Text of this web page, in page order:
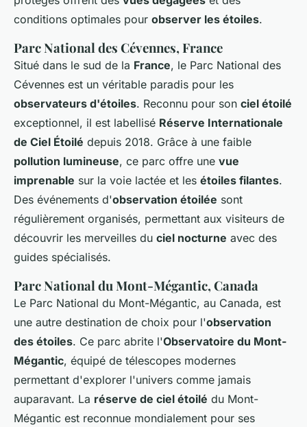
conditions optimales pour observer les étoiles.
Parc National des Cévennes, France
Situé dans le sud de la France, le Parc National des
Cévennes est un véritable paradis pour les
observateurs d'étoiles. Reconnu pour son ciel étoilé
exceptionnel, il est labellisé Réserve Internationale
de Ciel Étoilé depuis 2018. Grâce à une faible
pollution lumineuse, ce parc offre une vue
imprenable sur la voie lactée et les étoiles filantes.
Des événements d'observation étoilée sont
régulièrement organisés, permettant aux visiteurs de
découvrir les merveilles du ciel nocturne avec des
guides spécialisés.
Parc National du Mont-Mégantic, Canada
Le Parc National du Mont-Mégantic, au Canada, est
une autre destination de choix pour l'observation
des étoiles. Ce parc abrite l'Observatoire du Mont-
Mégantic, équipé de télescopes modernes
permettant d'explorer l'univers comme jamais
auparavant. La réserve de ciel étoilé du Mont-
Mégantic est reconnue mondialement pour ses